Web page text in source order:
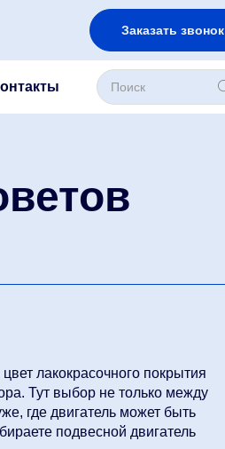
Заказать звонок
Поиск
товаров
лакокрасочного покрытия
Тут выбор не только между
где двигатель может быть
подвесной двигатель